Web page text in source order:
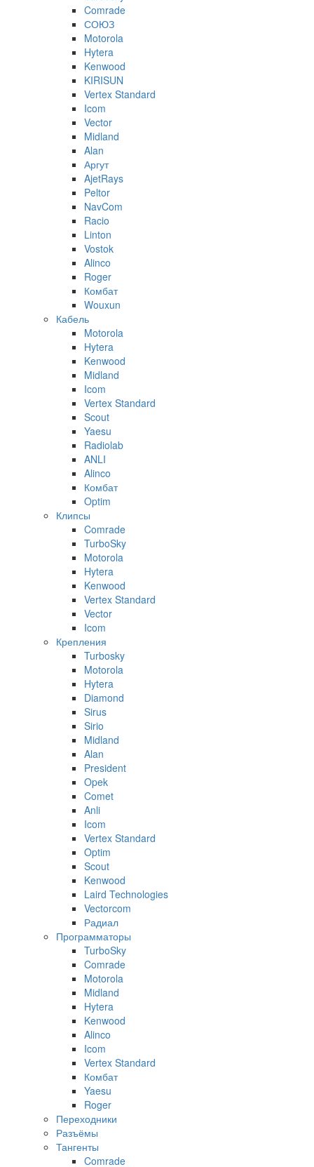
Comrade
СОЮЗ
Motorola
Hytera
Kenwood
KIRISUN
Vertex Standard
Icom
Vector
Midland
Alan
Аргут
AjetRays
Peltor
NavCom
Racio
Linton
Vostok
Alinco
Roger
Комбат
Wouxun
Кабель
Motorola
Hytera
Kenwood
Midland
Icom
Vertex Standard
Scout
Yaesu
Radiolab
ANLI
Alinco
Комбат
Optim
Клипсы
Comrade
TurboSky
Motorola
Hytera
Kenwood
Vertex Standard
Vector
Icom
Крепления
Turbosky
Motorola
Hytera
Diamond
Sirus
Sirio
Midland
Alan
President
Opek
Comet
Anli
Icom
Vertex Standard
Optim
Scout
Kenwood
Laird Technologies
Vectorcom
Радиал
Программаторы
TurboSky
Comrade
Motorola
Midland
Hytera
Kenwood
Alinco
Icom
Vertex Standard
Комбат
Yaesu
Roger
Переходники
Разъёмы
Тангенты
Comrade